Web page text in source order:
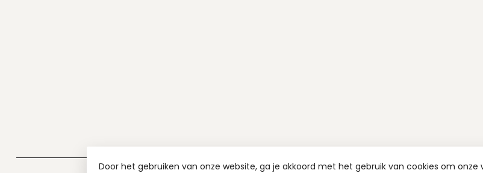
Door het gebruiken van onze website, ga je akkoord met het gebruik van cookies om